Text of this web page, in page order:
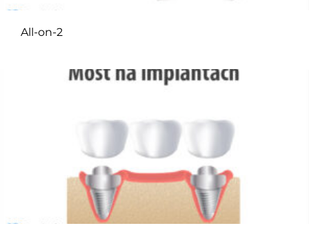
All-on-2